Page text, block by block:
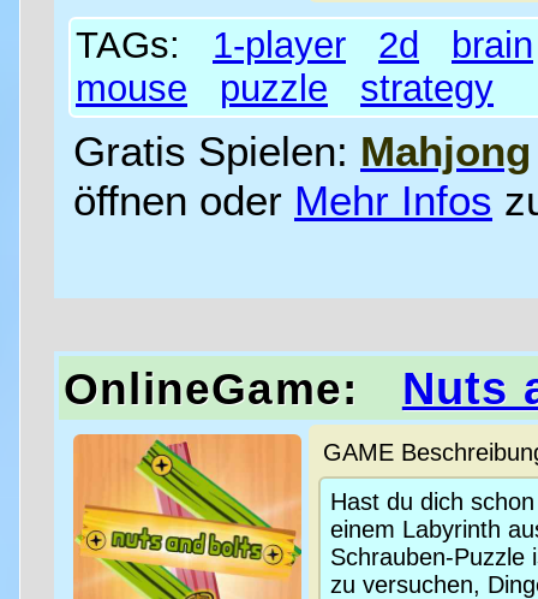
TAGs: 1-player 2d
brain
mouse
puzzle strategy
Gratis Spielen: Mahjong
öffnen oder Mehr Infos
OnlineGame: Nuts
GAME
Hast du dich
einem Labyrinth
Schrauben-Puzzle
zu versuchen,